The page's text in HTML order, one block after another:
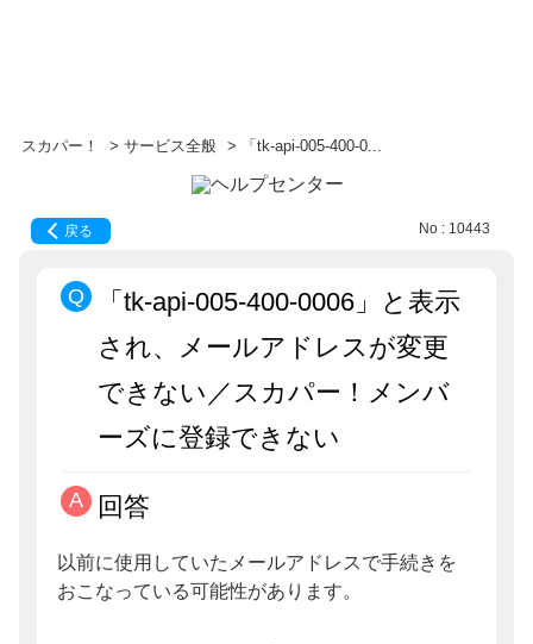
スカパー！ > サービス全般 > 「tk-api-005-400-0...
戻る No : 10443
「tk-api-005-400-0006」と表示
され、メールアドレスが変更
できない／スカパー！メンバ
ーズに登録できない
回答
以前に使用していたメールアドレスで手続きを
おこなっている可能性があります。